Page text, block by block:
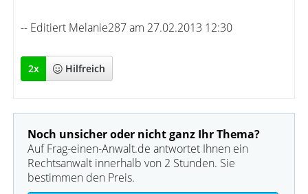
-- Editiert Melanie287 am 27.02.2013 12:30
2x Hilfreich
Noch unsicher oder nicht ganz Ihr Thema?
Auf Frag-einen-Anwalt.de antwortet Ihnen ein
Rechtsanwalt innerhalb von 2 Stunden. Sie
bestimmen den Preis.